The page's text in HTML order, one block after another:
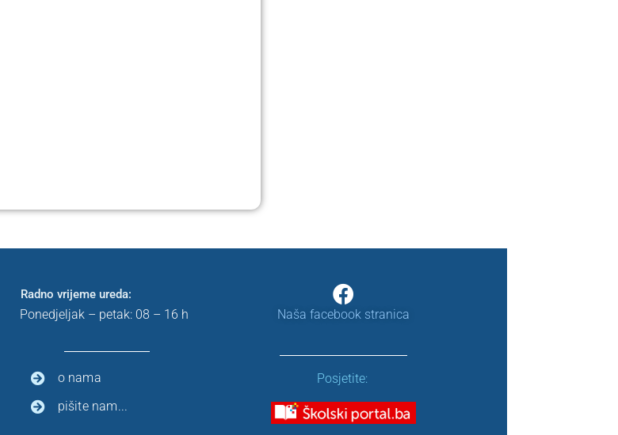
Radno vrijeme ureda:
Ponedjeljak – petak: 08 – 16 h Naša facebook stranica
o nama
pišite nam...
Posjetite: